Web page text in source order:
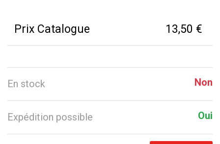
Prix Catalogue 13,50 €
En stock Non
Expédition possible Oui